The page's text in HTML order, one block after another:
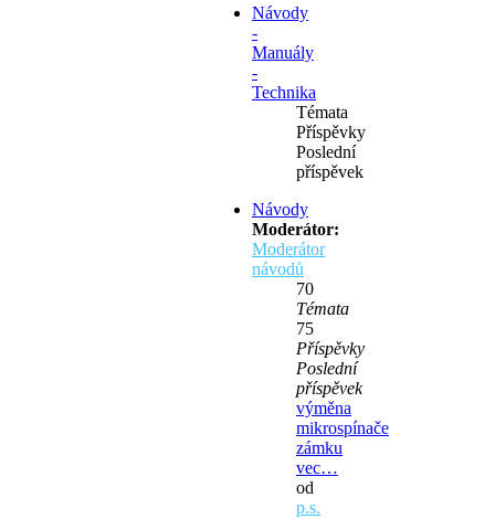
Návody
-
Manuály
-
Technika
Témata
Příspěvky
Poslední
příspěvek
Návody
Moderátor:
Moderátor
návodů
70
Témata
75
Příspěvky
Poslední
příspěvek
výměna
mikrospínače
zámku
vec…
od
p.s.